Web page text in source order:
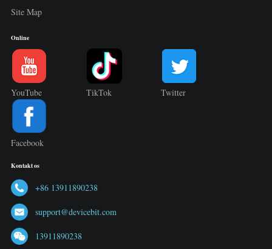
Site Map
Online
YouTube TikTok Twitter
Facebook
Kontakt os
+86 13911890238
support@devicebit.com
13911890238